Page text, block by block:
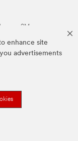
enhance site
advertisements
van 3M.we